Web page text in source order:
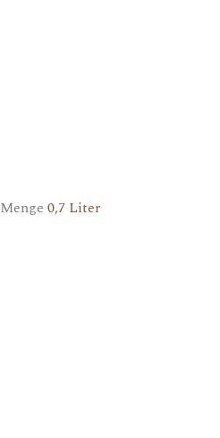
Menge 0,7 Liter